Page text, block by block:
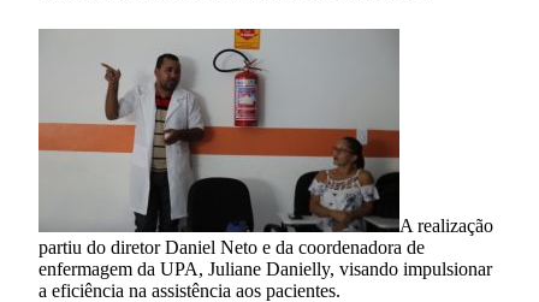
A realização
partiu do diretor Daniel Neto e da coordenadora de
enfermagem da UPA, Juliane Danielly, visando impulsionar
a eficiência na assistência aos pacientes.